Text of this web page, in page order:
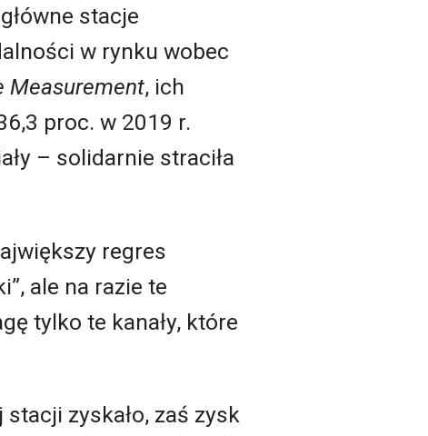
stacje
w rynku wobec
Measurement, ich
proc. w 2019 r.
– solidarnie straciła
regres
ale na razie te
tylko te kanały, które
zyskało, zaś zysk